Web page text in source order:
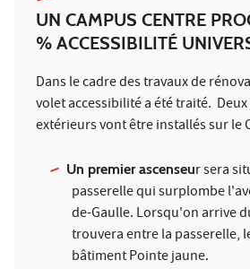
UN CAMPUS CENTRE
% ACCESSIBILITÉ
Dans le cadre des travaux de
volet accessibilité a été traité.
extérieurs vont être installés sur le
Un premier ascenseur sera
passerelle qui surplombe
de-Gaulle. Lorsqu'on arrive
trouvera entre la passerelle,
bâtiment Pointe jaune.